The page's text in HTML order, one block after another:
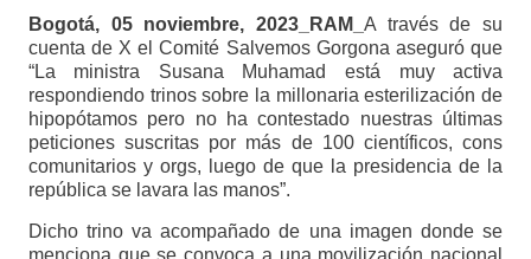
Bogotá, 05 noviembre, 2023_RAM_ A través de su
cuenta de X el Comité Salvemos Gorgona aseguró que
“La ministra Susana Muhamad está muy activa
respondiendo trinos sobre la millonaria esterilización de
hipopótamos pero no ha contestado nuestras últimas
peticiones suscritas por más de 100 científicos, cons
comunitarios y orgs, luego de que la presidencia de la
república se lavara las manos”.
Dicho trino va acompañado de una imagen donde se